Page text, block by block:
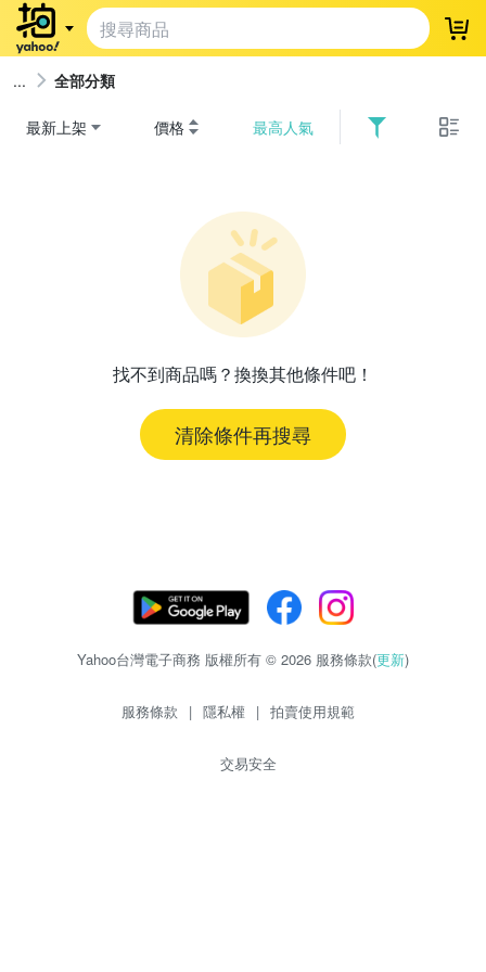
登
全部分類
最新上架 價格 最高人氣
找不到商品嗎？換換其他條件吧！
清除條件再搜尋
Yahoo台灣電子商務 版權所有 © 2026 服務條款(更新)
服務條款 | 隱私權 | 拍賣使用規範
交易安全